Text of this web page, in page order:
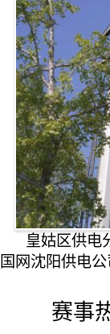
皇姑区供电
国网沈阳供电公
赛事热